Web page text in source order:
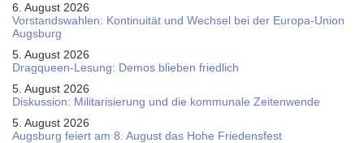
6. August 2026
Vorstandswahlen: Kontinuität und Wechsel bei der Europa-Union
Augsburg
5. August 2026
Dragqueen-Lesung: Demos blieben friedlich
5. August 2026
Diskussion: Mi­li­ta­ri­sie­rung und die kommunale Zeitenwende
5. August 2026
Augsburg feiert am 8. August das Hohe Friedensfest